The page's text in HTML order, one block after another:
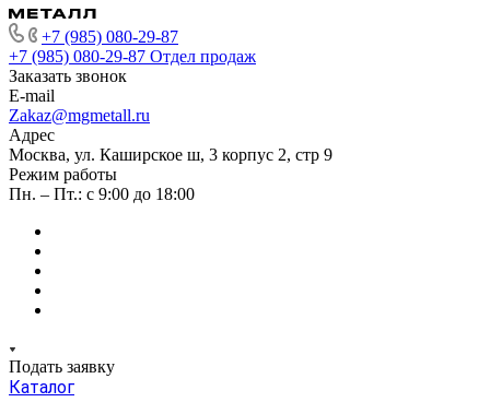
+7 (985) 080-29-87
+7 (985) 080-29-87 Отдел продаж
Заказать звонок
E-mail
Zakaz@mgmetall.ru
Адрес
Москва, ул. Каширское ш, 3 корпус 2, стр 9
Режим работы
Пн. – Пт.: с 9:00 до 18:00
Подать заявку
Каталог